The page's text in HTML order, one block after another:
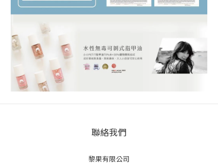
聯絡我們
黎果有限公司